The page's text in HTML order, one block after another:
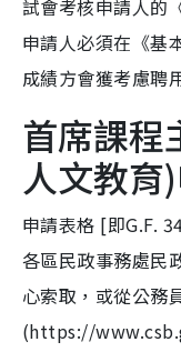
試會考核申請人的
申請人必須在《基
成績方會獲考慮聘
首席課程
人文教育
申請表格 [即G.F.
各區民政事務處民
心索取，或從公務
(https://